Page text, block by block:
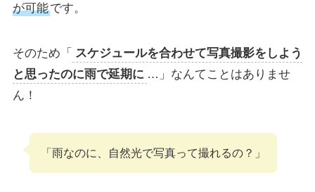
が可能です。
そのため「 スケジュールを合わせて写真撮影をしよう
と思ったのに雨で延期に …」なんてことはありませ
ん！
「雨なのに、自然光で写真って撮れるの？」